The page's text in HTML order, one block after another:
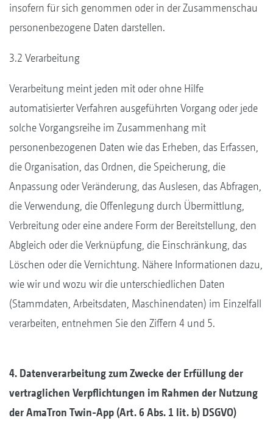
insofern für sich genommen oder in der Zusammenschau
personenbezogene Daten darstellen.
3.2 Verarbeitung
Verarbeitung meint jeden mit oder ohne Hilfe
automatisierter Verfahren ausgeführten Vorgang oder jede
solche Vorgangsreihe im Zusammenhang mit
personenbezogenen Daten wie das Erheben, das Erfassen,
die Organisation, das Ordnen, die Speicherung, die
Anpassung oder Veränderung, das Auslesen, das Abfragen,
die Verwendung, die Offenlegung durch Übermittlung,
Verbreitung oder eine andere Form der Bereitstellung, den
Abgleich oder die Verknüpfung, die Einschränkung, das
Löschen oder die Vernichtung. Nähere Informationen dazu,
wie wir und wozu wir die unterschiedlichen Daten
(Stammdaten, Arbeitsdaten, Maschinendaten) im Einzelfall
verarbeiten, entnehmen Sie den Ziffern 4 und 5.
4. Datenverarbeitung zum Zwecke der Erfüllung der
vertraglichen Verpflichtungen im Rahmen der Nutzung
der AmaTron Twin-App (Art. 6 Abs. 1 lit. b) DSGVO)